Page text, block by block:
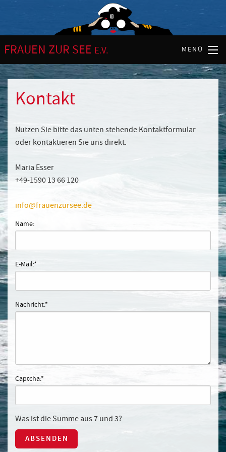
FRAUEN ZUR SEE E.V. MENÜ
Kontakt
Nutzen Sie bitte das unten stehende Kontaktformular
oder kontaktieren Sie uns direkt.
Maria Esser
+49-1590 13 66 120
info@frauenzursee.de
Name:
E-Mail:*
Nachricht:*
Captcha:*
Was ist die Summe aus 7 und 3?